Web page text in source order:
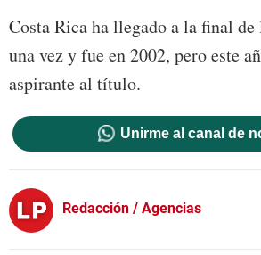
Costa Rica ha llegado a la final
una vez y fue en 2002, pero este
aspirante al título.
Unirme al canal de
Redacción / Agencias